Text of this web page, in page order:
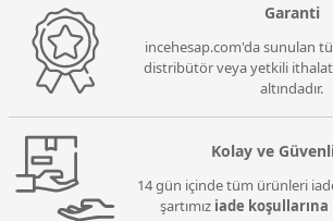
Garanti
incehesap.com'da sunulan
distribütör veya yetkili
altındadır.
Kolay ve
14 gün içinde tüm ürünleri
şartımız iade koşullarına